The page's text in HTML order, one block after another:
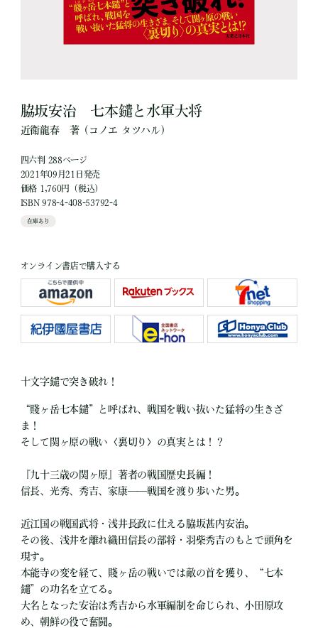
脇坂安治 七本鑓と水軍大将
近衛龍春 著（コノエ タツハル）
四六判 288ページ
2021年09月21日発売
価格 1,760円（税込）
ISBN 978-4-408-53792-4
在庫あり
オンライン書店で購入する
十文字鑓で突き破れ！
“賤ヶ岳七本鑓”と呼ばれ、戦国を戦い抜いた猛将の生きざ
ま！
そして関ヶ原の戦い〈裏切り〉の真実とは！？
『九十三歳の関ヶ原』著者の戦国歴史長編！
信長、光秀、秀吉、家康――戦国を渡り歩いた男。
近江国の戦国武将・浅井長政に仕える脇坂甚内安治。
その後、浅井を離れ織田信長の部将・羽柴秀吉のもとで頭角を
現す。
本能寺の変を経て、賤ヶ岳の戦いでは敵の首を獲り、“七本
鑓”の功名を立てる。
大名となった安治は秀吉から水軍編制を命じられ、小田原攻
め、朝鮮の役で奮闘。